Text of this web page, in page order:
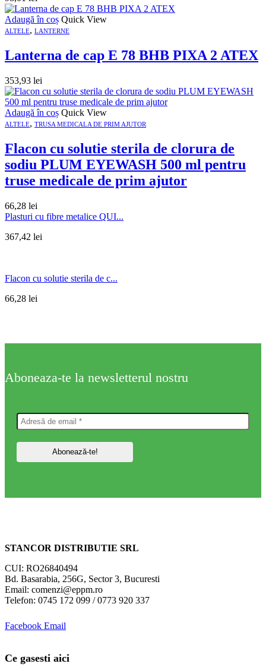
Adaugă în coș Quick View
ALTELE, LANTERNE
Lanterna de cap E 78 BHB PIXA 2 ATEX
353,93 lei
Adaugă în coș Quick View
ALTELE, TRUSA MEDICALA DE PRIM AJUTOR
Flacon cu solutie sterila de clorura de
sodiu PLUM EYEWASH 500 ml pentru
truse medicale de prim ajutor
66,28 lei
Plasturi cu fibre metalice QUI...
367,42 lei
Flacon cu solutie sterila de c...
66,28 lei
Aboneaza-te la newsletterul nostru
STANCOR DISTRIBUTIE SRL
CUI: RO26840494
Bd. Basarabia, 256G, Sector 3, Bucuresti
Email: comenzi@eppm.ro
Telefon: 0745 172 099 / 0773 920 337
Facebook Email
Ce gasesti aici